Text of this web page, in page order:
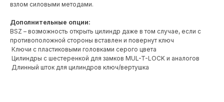
взлом силовыми методами.
Дополнительные опции:
BSZ – возможность открыть цилиндр даже в том случае, если с
противоположной стороны вставлен и повернут ключ
Ключи с пластиковыми головками серого цвета
Цилиндры с шестеренкой для замков MUL-T-LOCK и аналогов
Длинный шток для цилиндров ключ/вертушка